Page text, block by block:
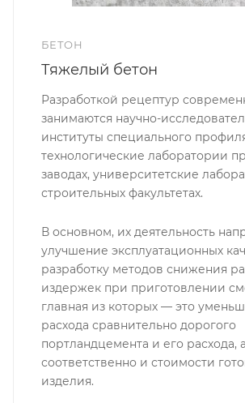
БЕТОН
Тяжелый бетон
Разработкой рецептур
занимаются научно-
институты специального
технологические лаборатории
заводах, университетские
строительных факультетах.
В основном, их деятельность
улучшение эксплуатационных
разработку методов снижения
издержек при приготовлении
главная из которых — это
расхода сравнительно дорогого
портландцемента и его расхода, а
соответственно и стоимости
изделия.